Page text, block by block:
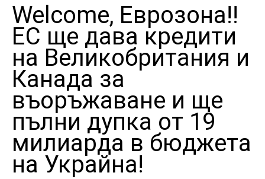
Welcome, Еврозона!!
ЕС ще дава кредити
на Великобритания и
Канада за
въоръжаване и ще
пълни дупка от 19
милиарда в бюджета
на Украйна!